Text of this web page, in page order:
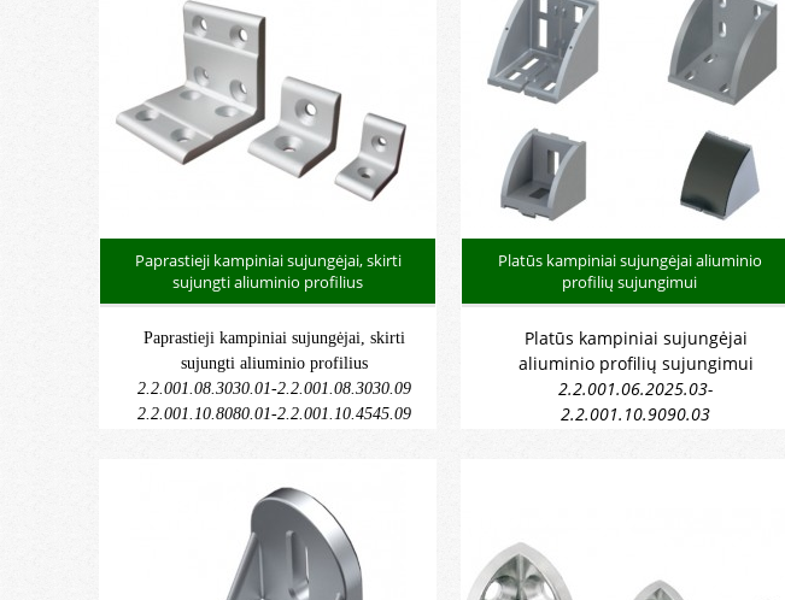
Rifliuotos veržlės aliuminio
Paprastieji kampiniai sujungėjai, skirti
sujungti aliuminio profilius
Paprastieji kampiniai sujungėjai, skirti
sujungti aliuminio profilius
2.2.001.08.3030.01-2.2.001.08.3030.09
2.2.001.10.8080.01-2.2.001.10.4545.09
Platūs kampiniai sujungėjai aliuminio
profilių sujungimui
Platūs kampiniai sujungėjai
aliuminio profilių sujungimui
2.2.001.06.2025.03-
2.2.001.10.9090.03